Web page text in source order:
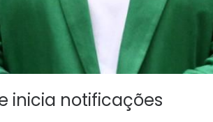
inicia notificações